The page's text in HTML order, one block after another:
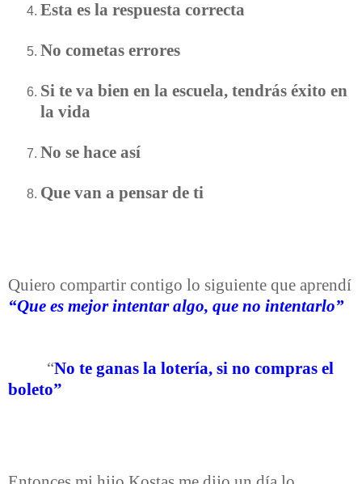
Esta es la respuesta correcta
No cometas errores
Si te va bien en la escuela, tendrás éxito en
la vida
No se hace así
Que van a pensar de ti
Quiero compartir contigo lo siguiente que aprendí
“Que es mejor intentar algo, que no intentarlo”
“No te ganas la lotería, si no compras el
boleto”